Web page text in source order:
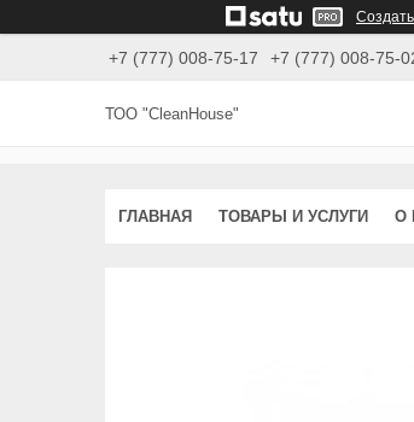
+7 (777) 008-75-17 +7 (777) 008-75-
ТОО "CleanHouse"
ГЛАВНАЯ ТОВАРЫ И УСЛУГИ О